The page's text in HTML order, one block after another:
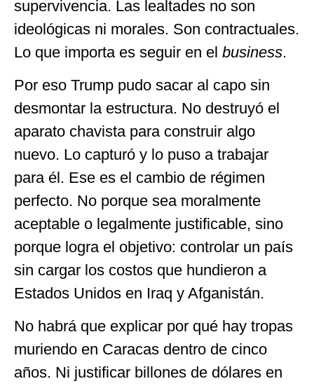
supervivencia. Las lealtades no son
ideológicas ni morales. Son contractuales.
Lo que importa es seguir en el business.
Por eso Trump pudo sacar al capo sin
desmontar la estructura. No destruyó el
aparato chavista para construir algo
nuevo. Lo capturó y lo puso a trabajar
para él. Ese es el cambio de régimen
perfecto. No porque sea moralmente
aceptable o legalmente justificable, sino
porque logra el objetivo: controlar un país
sin cargar los costos que hundieron a
Estados Unidos en Iraq y Afganistán.
No habrá que explicar por qué hay tropas
muriendo en Caracas dentro de cinco
años. Ni justificar billones de dólares en